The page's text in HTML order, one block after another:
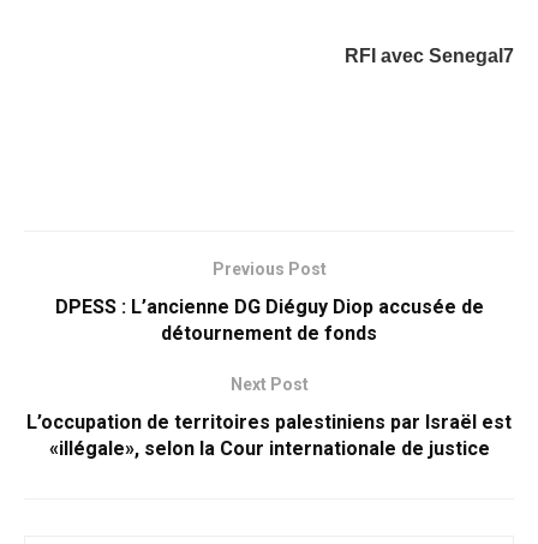
RFI avec Senegal7
Previous Post
DPESS : L’ancienne DG Diéguy Diop accusée de
détournement de fonds
Next Post
L’occupation de territoires palestiniens par Israël est
«illégale», selon la Cour internationale de justice